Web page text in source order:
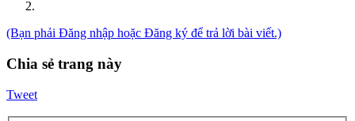
(Bạn phải Đăng nhập hoặc Đăng ký để trả lời bài viết.)
Chia sẻ trang này
Tweet